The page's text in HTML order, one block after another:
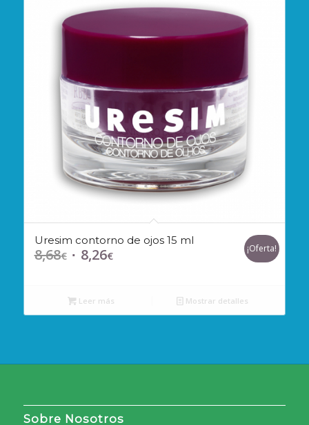
Uresim contorno de ojos 15 ml
8,68€ El
era:
8,26€El
es:
¡Oferta!
Leer más Mostrar detalles
Sobre Nosotros